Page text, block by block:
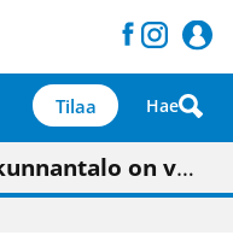
Tilaa Hae
parempana painojäljen laatuna lehdessä
on valoisa
uudelleen keskustavisiotyön”
kuin kaupungissa"